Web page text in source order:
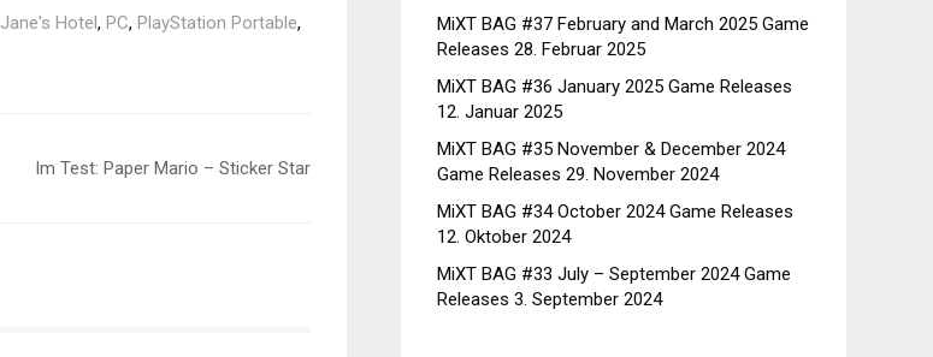
Jane's Hotel , PC, PlayStation Portable,
Im Test: Paper Mario – Sticker Star
MiXT BAG #37 February and March 2025 Game
Releases 28. Februar 2025
MiXT BAG #36 January 2025 Game Releases
12. Januar 2025
MiXT BAG #35 November & December 2024
Game Releases 29. November 2024
MiXT BAG #34 October 2024 Game Releases
12. Oktober 2024
MiXT BAG #33 July – September 2024 Game
Releases 3. September 2024